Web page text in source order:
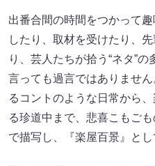
出番合間の時間をつかって
したり、取材を受けたり、
り、芸人たちが拾う“ネタ”
言っても過言ではありませ
るコントのような日常から
る珍道中まで、悲喜こもご
で描写し、『楽屋百景』とし